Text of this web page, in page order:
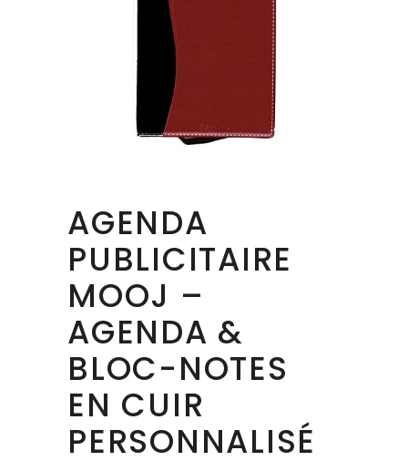
AGENDA
PUBLICITAIRE
MOOJ –
AGENDA &
BLOC-NOTES
EN CUIR
PERSONNALISÉ